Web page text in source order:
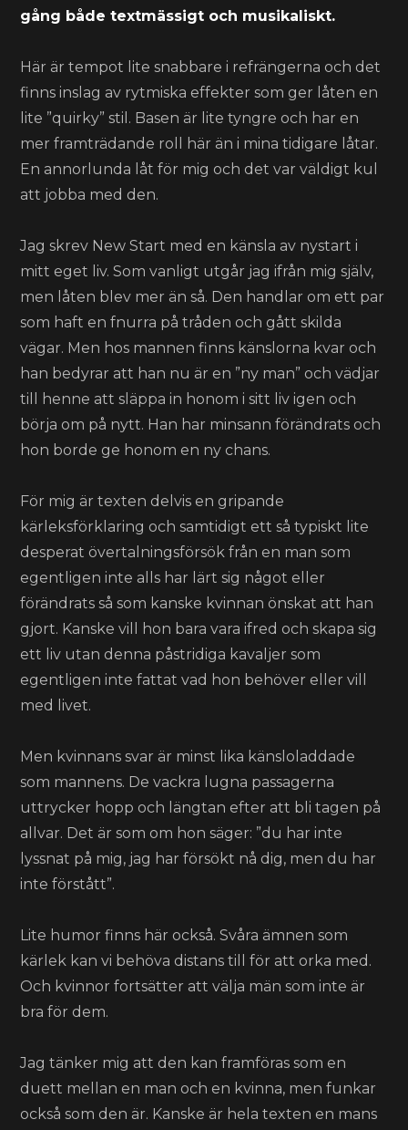
gång både textmässigt och musikaliskt.
Här är tempot lite snabbare i refrängerna och det
finns inslag av rytmiska effekter som ger låten en
lite ”quirky” stil. Basen är lite tyngre och har en
mer framträdande roll här än i mina tidigare låtar.
En annorlunda låt för mig och det var väldigt kul
att jobba med den.
Jag skrev New Start med en känsla av nystart i
mitt eget liv. Som vanligt utgår jag ifrån mig själv,
men låten blev mer än så. Den handlar om ett par
som haft en fnurra på tråden och gått skilda
vägar. Men hos mannen finns känslorna kvar och
han bedyrar att han nu är en ”ny man” och vädjar
till henne att släppa in honom i sitt liv igen och
börja om på nytt. Han har minsann förändrats och
hon borde ge honom en ny chans.
För mig är texten delvis en gripande
kärleksförklaring och samtidigt ett så typiskt lite
desperat övertalningsförsök från en man som
egentligen inte alls har lärt sig något eller
förändrats så som kanske kvinnan önskat att han
gjort. Kanske vill hon bara vara ifred och skapa sig
ett liv utan denna påstridiga kavaljer som
egentligen inte fattat vad hon behöver eller vill
med livet.
Men kvinnans svar är minst lika känsloladdade
som mannens. De vackra lugna passagerna
uttrycker hopp och längtan efter att bli tagen på
allvar. Det är som om hon säger: ”du har inte
lyssnat på mig, jag har försökt nå dig, men du har
inte förstått”.
Lite humor finns här också. Svåra ämnen som
kärlek kan vi behöva distans till för att orka med.
Och kvinnor fortsätter att välja män som inte är
bra för dem.
Jag tänker mig att den kan framföras som en
duett mellan en man och en kvinna, men funkar
också som den är. Kanske är hela texten en mans